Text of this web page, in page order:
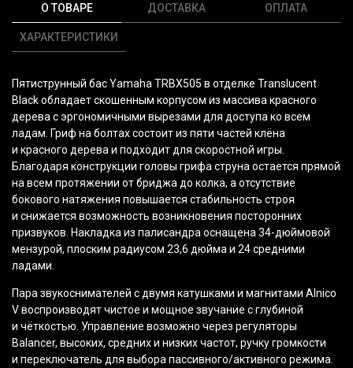
О ТОВАРЕ
ХАРАКТЕРИСТИКИ
ДОСТАВКА ОПЛАТА
Пятиструнный бас Yamaha TRBX505 в отделке Translucent
Black обладает скошенным корпусом из массива красного
дерева с эргономичными вырезами для доступа ко всем
ладам. Гриф на болтах состоит из пяти частей клёна
и красного дерева и подходит для скоростной игры.
Благодаря конструкции головы грифа струна остается прямой
на всем протяжении от бриджа до колка, а отсутствие
бокового натяжения повышается стабильность строя
и снижается возможность возникновения посторонних
призвуков. Накладка из палисандра оснащена 34-дюймовой
мензурой, плоским радиусом 23,6 дюйма и 24 средними
ладами.
Пара звукоснимателей с двумя катушками и магнитами Alnico
V воспроизводят чистое и мощное звучание с глубиной
и чёткостью. Управление возможно через регуляторы
Balancer, высоких, средних и низких частот, ручку громкости
и переключатель для выбора пассивного/активного режима.